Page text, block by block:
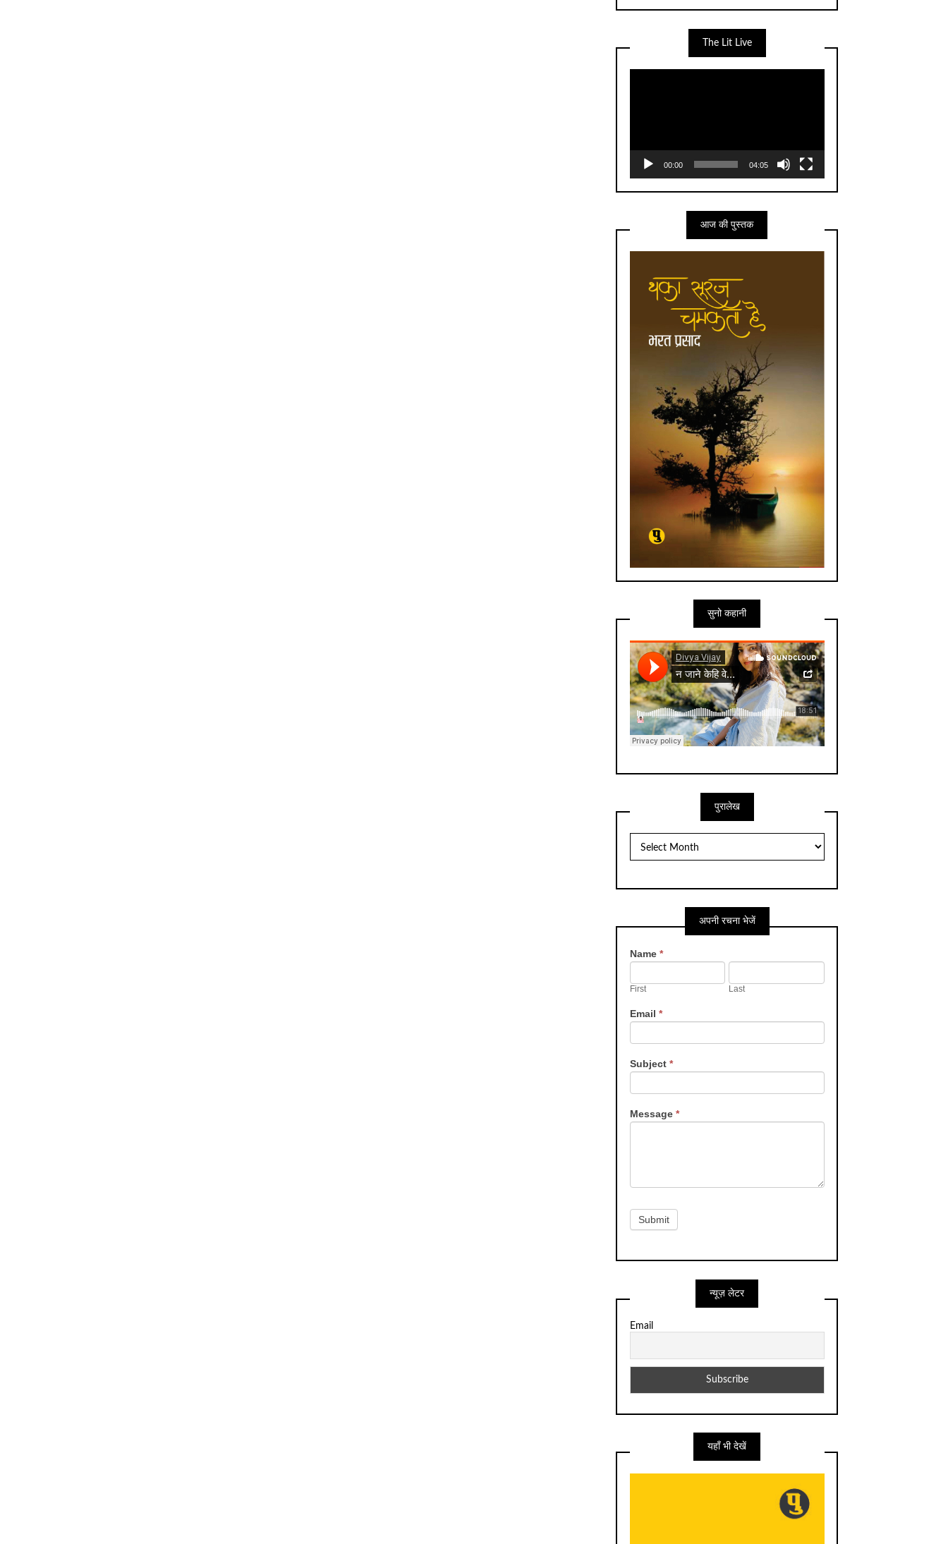
The Lit Live
00:00 04:05
आज की पुस्तक
सुनो कहानी
पुरालेख
अपनी रचना भेजें
Contact
Us
Name *
First Last
Email *
Subject *
Message *
Submit
न्यूज़ लेटर
Email
यहाँ भी देखें